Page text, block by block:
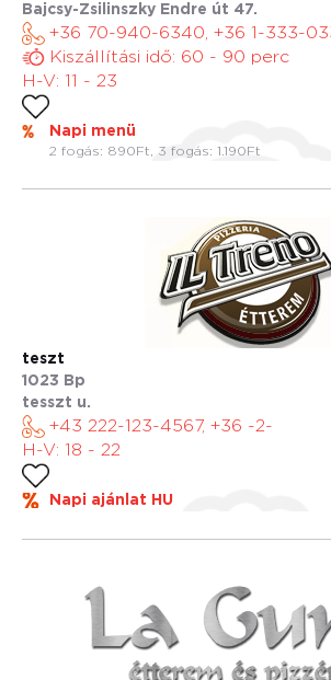
Bajcsy-Zsilinszky Endre út 47.
+36 70-940-6340, +36 1-333-
Kiszállítási idő: 60 - 90 perc
H-V: 11 - 23
Napi menü
2 fogás: 890Ft, 3 fogás: 1.190Ft
teszt
1023 Bp
tesszt u.
+43 222-123-4567, +36 -2-
H-V: 18 - 22
Napi ajánlat HU